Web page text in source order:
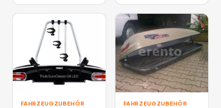
FAHRZEUGZUBEHÖR FAHRZEUGZUBEHÖR